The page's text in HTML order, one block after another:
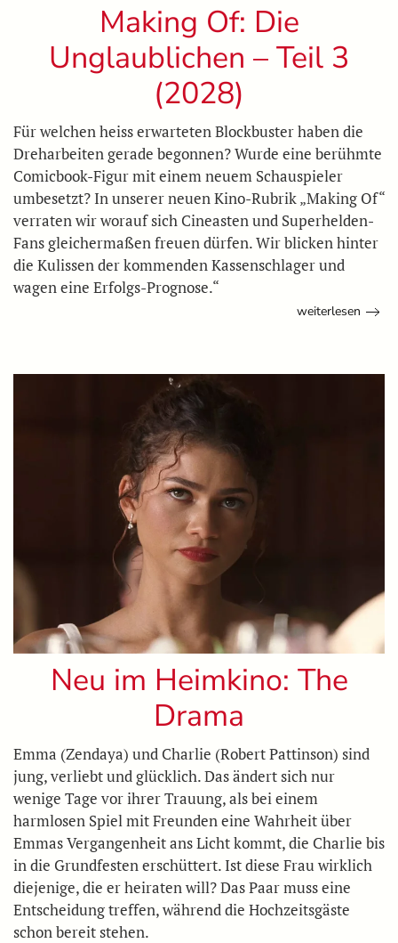
Making Of: Die
Unglaublichen – Teil 3
(2028)
Für welchen heiss erwarteten Blockbuster haben die
Dreharbeiten gerade begonnen? Wurde eine berühmte
Comicbook-Figur mit einem neuem Schauspieler
umbesetzt? In unserer neuen Kino-Rubrik „Making Of“
verraten wir worauf sich Cineasten und Superhelden-
Fans gleichermaßen freuen dürfen. Wir blicken hinter
die Kulissen der kommenden Kassenschlager und
wagen eine Erfolgs-Prognose.“
weiterlesen
Neu im Heimkino: The
Drama
Emma (Zendaya) und Charlie (Robert Pattinson) sind
jung, verliebt und glücklich. Das ändert sich nur
wenige Tage vor ihrer Trauung, als bei einem
harmlosen Spiel mit Freunden eine Wahrheit über
Emmas Vergangenheit ans Licht kommt, die Charlie bis
in die Grundfesten erschüttert. Ist diese Frau wirklich
diejenige, die er heiraten will? Das Paar muss eine
Entscheidung treffen, während die Hochzeitsgäste
schon bereit stehen.